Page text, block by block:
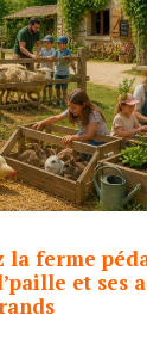
la ferme
et ses